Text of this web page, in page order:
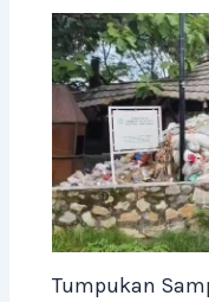
Tumpukan